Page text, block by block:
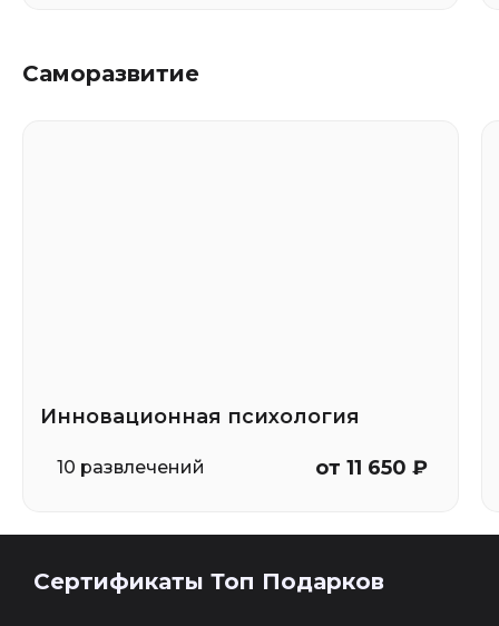
Саморазвитие
Инновационная психология
10 развлечений от 11 650 ₽
Сертификаты Топ Подарков